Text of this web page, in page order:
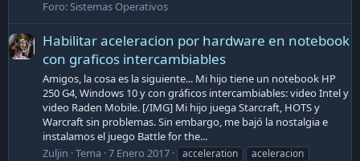
Foro:Sistemas Operativos
Habilitar aceleracion por hardware en notebook
con graficos intercambiables
Amigos, la cosa es la siguiente... Mi hijo tiene un notebook HP
250 G4, Windows 10 y con gráficos intercambiables: video Intel y
video Raden Mobile. [/IMG] Mi hijo juega Starcraft, HOTS y
Warcraft sin problemas. Sin embargo, me bajó la nostalgia e
instalamos el juego Battle for the...
Zuljin Tema 7 Enero 2017 acceleration
aceleracion